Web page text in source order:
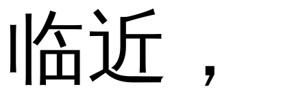
临近，